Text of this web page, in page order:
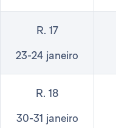
R. 17
23-24 janeiro
R. 18
30-31 janeiro